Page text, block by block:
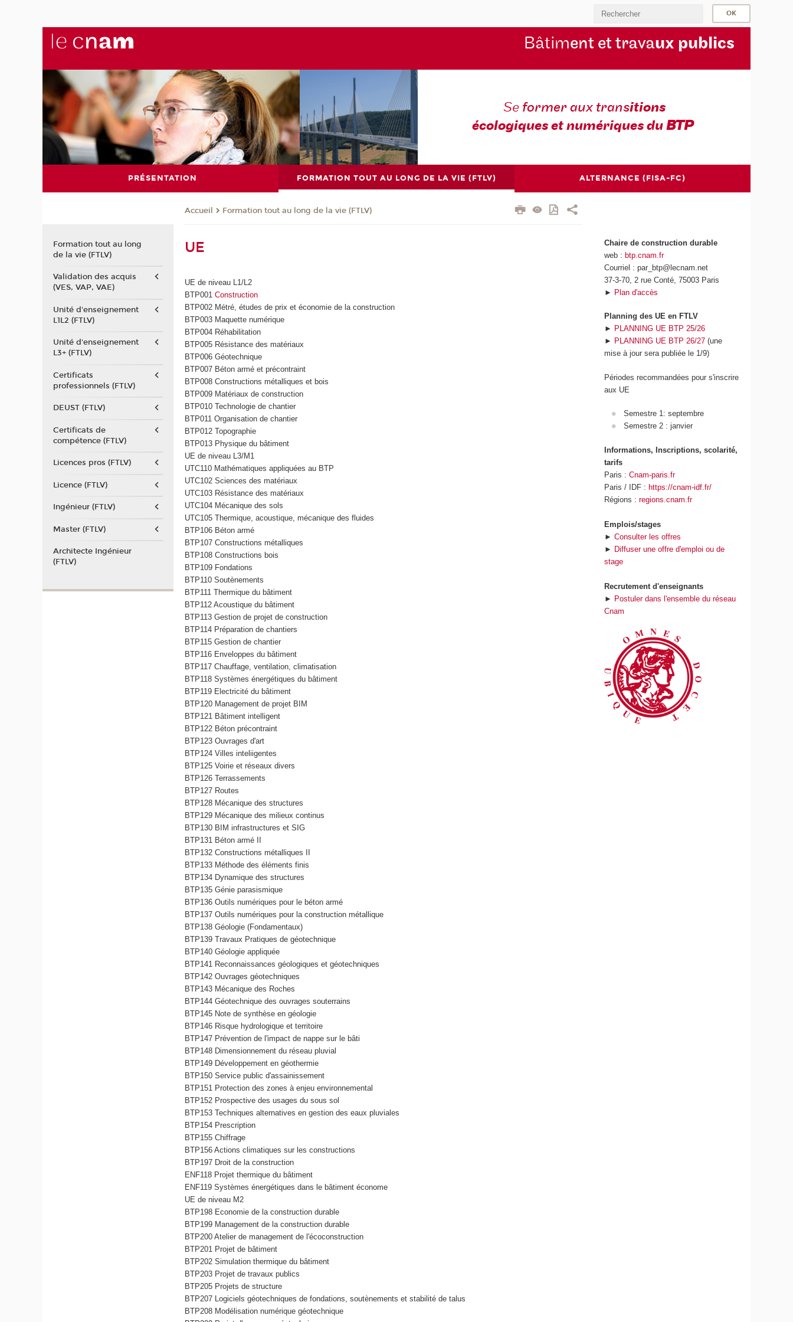
Bâtiment et travaux publics
Se former aux transitions
écologiques et numériques duBTP
PRÉSENTATION FORMATION TOUT AU LONG DE LA VIE (FTLV) ALTERNANCE (FISA-FC)
Accueil Formation tout au long de la vie (FTLV)
UE
UE de niveau L1/L2
BTP001Construction
BTP002 Métré, études de prix et économie de la construction
BTP003 Maquette numérique
BTP004 Réhabilitation
BTP005 Résistance des matériaux
BTP006 Géotechnique
BTP007 Béton armé et précontraint
BTP008 Constructions métalliques et bois
BTP009 Matériaux de construction
BTP010 Technologie de chantier
BTP011 Organisation de chantier
BTP012 Topographie
BTP013 Physique du bâtiment
UE de niveau L3/M1
UTC110 Mathématiques appliquées au BTP
UTC102 Sciences des matériaux
UTC103 Résistance des matériaux
UTC104 Mécanique des sols
UTC105 Thermique, acoustique, mécanique des fluides
BTP106 Béton armé
BTP107 Constructions métalliques
BTP108 Constructions bois
BTP109 Fondations
BTP110 Soutènements
BTP111 Thermique du bâtiment
BTP112 Acoustique du bâtiment
BTP113 Gestion de projet de construction
BTP114 Préparation de chantiers
BTP115 Gestion de chantier
BTP116 Enveloppes du bâtiment
BTP117 Chauffage, ventilation, climatisation
BTP118 Systèmes énergétiques du bâtiment
BTP119 Electricité du bâtiment
BTP120 Management de projet BIM
BTP121 Bâtiment intelligent
BTP122 Béton précontraint
BTP123 Ouvrages d'art
BTP124 Villes inteliigentes
BTP125 Voirie et réseaux divers
BTP126 Terrassements
BTP127 Routes
BTP128 Mécanique des structures
BTP129 Mécanique des milieux continus
BTP130 BIM infrastructures et SIG
BTP131 Béton armé II
BTP132 Constructions métalliques II
BTP133 Méthode des éléments finis
BTP134 Dynamique des structures
BTP135 Génie parasismique
BTP136 Outils numériques pour le béton armé
BTP137 Outils numériques pour la construction métallique
BTP138 Géologie (Fondamentaux)
BTP139 Travaux Pratiques de géotechnique
BTP140 Géologie appliquée
BTP141 Reconnaissances géologiques et géotechniques
BTP142 Ouvrages géotechniques
BTP143 Mécanique des Roches
BTP144 Géotechnique des ouvrages souterrains
BTP145 Note de synthèse en géologie
BTP146 Risque hydrologique et territoire
BTP147 Prévention de l'impact de nappe sur le bâti
BTP148 Dimensionnement du réseau pluvial
BTP149 Développement en géothermie
BTP150 Service public d'assainissement
BTP151 Protection des zones à enjeu environnemental
BTP152 Prospective des usages du sous sol
BTP153 Techniques alternatives en gestion des eaux pluviales
BTP154 Prescription
BTP155 Chiffrage
BTP156 Actions climatiques sur les constructions
BTP197 Droit de la construction
ENF118 Projet thermique du bâtiment
ENF119 Systèmes énergétiques dans le bâtiment économe
UE de niveau M2
BTP198 Economie de la construction durable
BTP199 Management de la construction durable
BTP200 Atelier de management de l'écoconstruction
BTP201 Projet de bâtiment
BTP202 Simulation thermique du bâtiment
BTP203 Projet de travaux publics
BTP205 Projets de structure
BTP207 Logiciels géotechniques de fondations, soutènements et stabilité de talus
BTP208 Modélisation numérique géotechnique
Chaire de construction durable
web :btp.cnam.fr
Courriel : par_btp@lecnam.net
37-3-70, 2 rue Conté, 75003 Paris
► Plan d'accès
Planning des UE en FTLV
► PLANNING UE BTP 25/26
► PLANNING UE BTP 26/27 (une
mise à jour sera publiée le 1/9)
Périodes recommandées pour s'inscrire
aux UE
Semestre 1: septembre
Semestre 2 : janvier
Informations, Inscriptions, scolarité,
tarifs
Paris :Cnam-paris.fr
Paris / IDF :https://cnam-idf.fr/
Régions :regions.cnam.fr
Emplois/stages
►Consulter les offres
► Diffuser une offre d'emploi ou de
stage
Recrutement d'enseignants
► Postuler dans l'ensemble du réseau
Cnam
Formation tout au long
de la vie (FTLV)
Validation des acquis
(VES, VAP, VAE)
Unité d'enseignement
L1L2 (FTLV)
Unité d'enseignement
L3+ (FTLV)
Certificats
professionnels (FTLV)
DEUST (FTLV)
Certificats de
compétence (FTLV)
Licences pros (FTLV)
Licence (FTLV)
Ingénieur (FTLV)
Master (FTLV)
Architecte Ingénieur
(FTLV)